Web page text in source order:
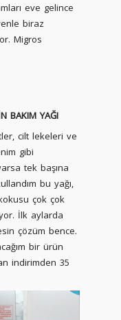
eve gelince
biraz
Migros
BAKIM YAĞI
cilt lekeleri ve
gibi
tek başına
bu yağı,
çok çok
İlk aylarda
çözüm bence.
bir ürün
indirimden 35